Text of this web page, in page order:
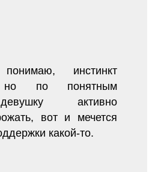
инстинкт
но по понятным
активно
вот и мечется
какой-то.